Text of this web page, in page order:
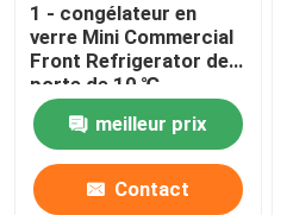
1 - congélateur en
verre Mini Commercial
Front Refrigerator de
porte de 10 ℃
meilleur prix
Contact